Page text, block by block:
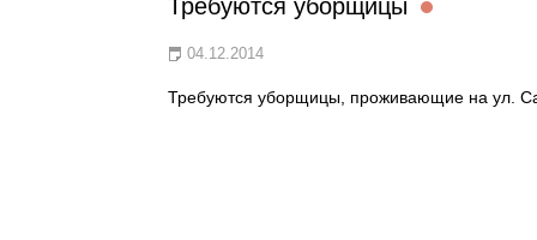
Требуются уборщицы
04.12.2014
Требуются уборщицы, проживающие на ул.